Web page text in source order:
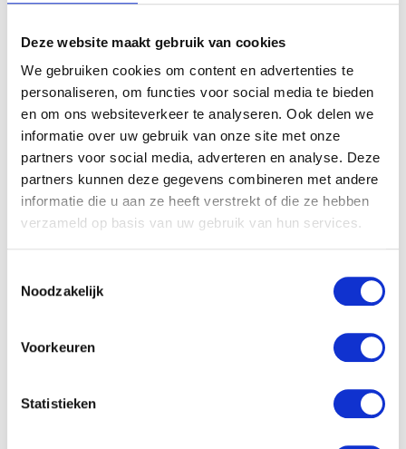
Deze website maakt gebruik van cookies
We gebruiken cookies om content en advertenties te
personaliseren, om functies voor social media te bieden
en om ons websiteverkeer te analyseren. Ook delen we
informatie over uw gebruik van onze site met onze
partners voor social media, adverteren en analyse. Deze
partners kunnen deze gegevens combineren met andere
informatie die u aan ze heeft verstrekt of die ze hebben
verzameld op basis van uw gebruik van hun services.
Noodzakelijk
Voorkeuren
Statistieken